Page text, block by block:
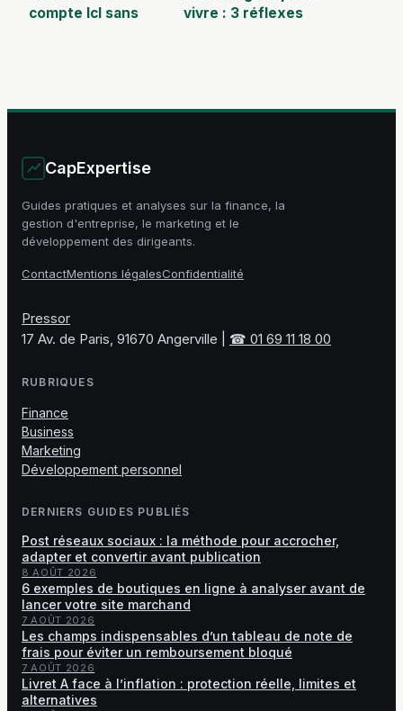
compte lcl sans
vivre : 3 réflexes
CapExpertise
Guides pratiques et analyses sur la finance, la
gestion d'entreprise, le marketing et le
développement des dirigeants.
ContactMentions légalesConfidentialité
Pressor
17 Av. de Paris, 91670 Angerville
☎ 01 69 11 18 00
RUBRIQUES
Finance
Business
Marketing
Développement personnel
DERNIERS GUIDES PUBLIÉS
Post réseaux sociaux : la méthode pour accrocher,
adapter et convertir avant publication
8 AOÛT 2026
6 exemples de boutiques en ligne à analyser avant de
lancer votre site marchand
7 AOÛT 2026
Les champs indispensables d’un tableau de note de
frais pour éviter un remboursement bloqué
7 AOÛT 2026
Livret A face à l’inflation : protection réelle, limites et
alternatives